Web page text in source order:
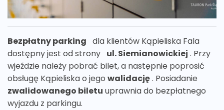
Bezpłatny parking dla klientów Kąpieliska Fala
dostępny jest od strony ul. Siemianowickiej . Przy
wjeździe należy pobrać bilet, a następnie poprosić
obsługę Kąpieliska o jego walidację. Posiadanie
zwalidowanego biletu uprawnia do bezpłatnego
wyjazdu z parkingu.